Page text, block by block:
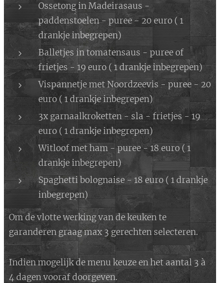
Ossetong in Madeirasaus -
paddenstoelen - puree - 20 euro ( 1
drankje inbegrepen)
Balletjes in tomatensaus - puree of
frietjes - 19 euro ( 1 drankje inbegrepen)
Vispannetje met Noordzeevis - puree - 20
euro ( 1 drankje inbegrepen)
3x garnaalkroketten - sla - frietjes - 19
euro ( 1 drankje inbegrepen)
Witloof met ham - puree - 18 euro ( 1
drankje inbegrepen)
Spaghetti bolognaise - 18 euro ( 1 drankje
inbegrepen)
Om de vlotte werking van de keuken te
garanderen graag max 3 gerechten selecteren.
Indien mogelijk de menu keuze en het aantal 3 à
4 dagen vooraf doorgeven.